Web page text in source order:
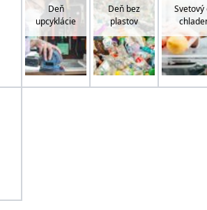
Deň
upcyklácie
Deň bez
plastov
Svetový